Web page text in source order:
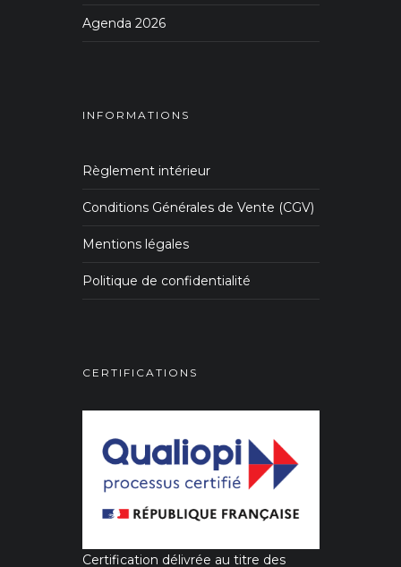
Agenda 2026
INFORMATIONS
Règlement intérieur
Conditions Générales de Vente (CGV)
Mentions légales
Politique de confidentialité
CERTIFICATIONS
Certification délivrée au titre des